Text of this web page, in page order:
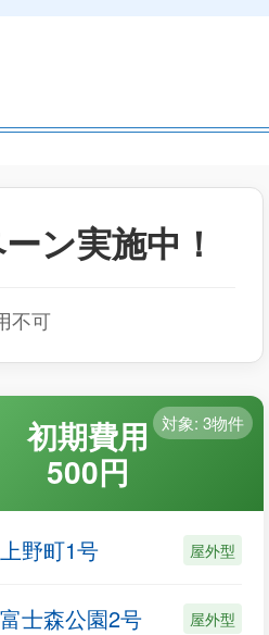
ン実施中！
不可
初期費用
500円
対象: 3物件
野町1号 屋外型
士森公園2号 屋外型